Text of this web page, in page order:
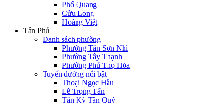
Phổ Quang
Cửu Long
Hoàng Việt
Tân Phú
Danh sách phường
Phường Tân Sơn Nhì
Phường Tây Thạnh
Phường Phú Thọ Hòa
Tuyến đường nổi bật
Thoại Ngọc Hầu
Lê Trọng Tấn
Tân Kỳ Tân Quý